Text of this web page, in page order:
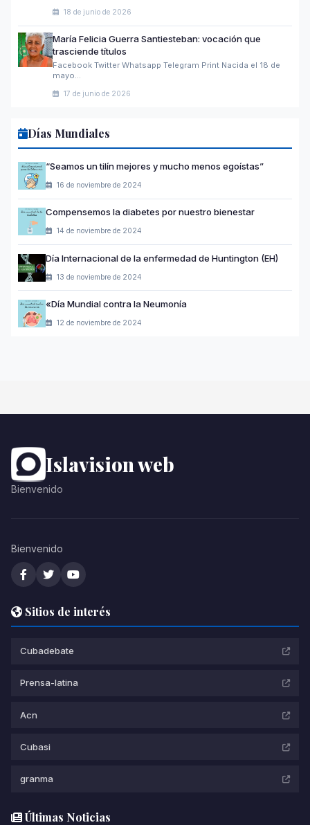
18 de junio de 2026
María Felicia Guerra Santiesteban: vocación que
trasciende títulos
Facebook Twitter Whatsapp Telegram Print Nacida el 18 de
mayo…
17 de junio de 2026
Días Mundiales
“Seamos un tilín mejores y mucho menos egoístas”
16 de noviembre de 2024
Compensemos la diabetes por nuestro bienestar
14 de noviembre de 2024
Día Internacional de la enfermedad de Huntington (EH)
13 de noviembre de 2024
«Día Mundial contra la Neumonía
12 de noviembre de 2024
Islavision web
Bienvenido
Bienvenido
Sitios de interés
Cubadebate
Prensa-latina
Acn
Cubasi
granma
Últimas Noticias